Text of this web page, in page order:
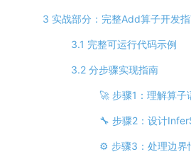
3 实战部分：完整Add算子开发
3.1 完整可运行代码示例
3.2 分步骤实现指南
🚀 步骤1：理解算子
🔧 步骤2：设计
⚙️ 步骤3：处理边界